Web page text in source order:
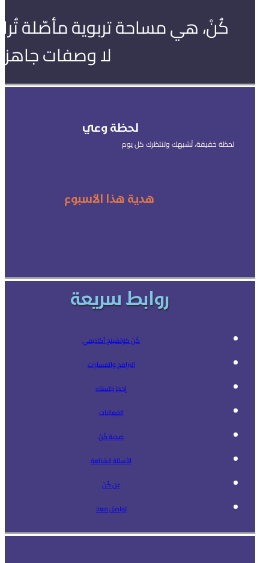
كُنْ، هي مساحة تربوية مأصّلة
لا وصفات
لحظة وعي
لحظة خفيفة، تُشبهك وتنتظرك كل يوم
هدية هذا الأسبوع
روابط سريعة
كُنْ كوتشينج أكاديمي
البرامج والمسارات
إحجز جلستك
الفعاليات
صحبة كُنْ
الأسئلة الشائعة
عن كُنْ
تواصل معنا